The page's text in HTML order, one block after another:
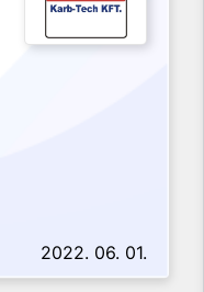
2022. 06. 01.